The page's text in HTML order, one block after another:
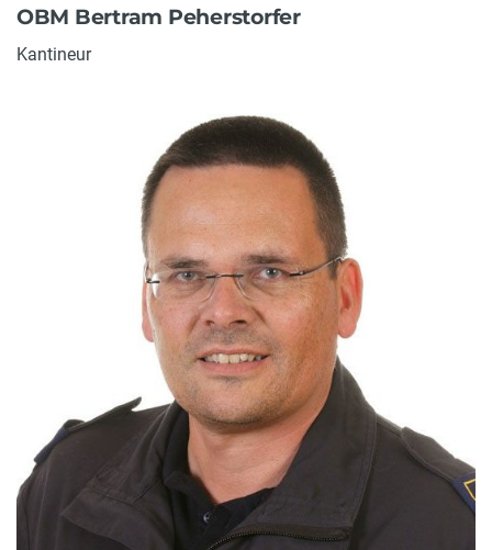
OBM Bertram Peherstorfer
Kantineur